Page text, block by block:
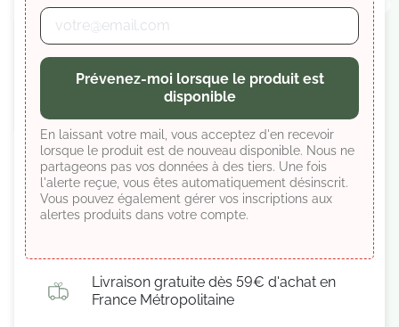
Prévenez-moi lorsque le produit est
disponible
En laissant votre mail, vous acceptez d'en recevoir
lorsque le produit est de nouveau disponible. Nous ne
partageons pas vos données à des tiers. Une fois
l'alerte reçue, vous êtes automatiquement désinscrit.
Vous pouvez également gérer vos inscriptions aux
alertes produits dans votre compte.
Livraison gratuite dès 59€ d'achat en
France Métropolitaine